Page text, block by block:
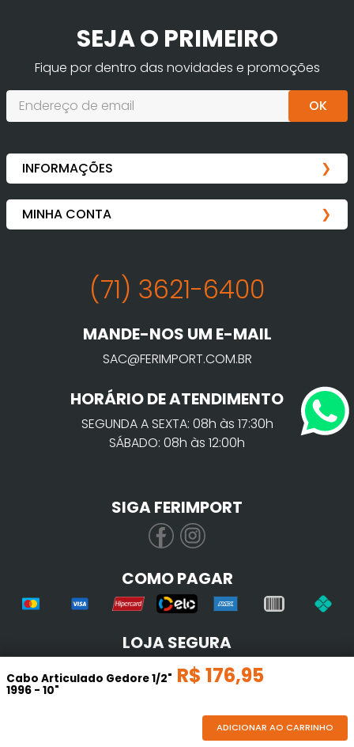
Cabo Articulado Gedore 1/2"
1996 - 10"
R$ 176,95
ADICIONAR AO CARRINHO
SEJA O PRIMEIRO
Fique por dentro das novidades e promoções
OK
(71) 3621-6400
MANDE-NOS UM E-MAIL
SAC@FERIMPORT.COM.BR
HORÁRIO DE ATENDIMENTO
SEGUNDA A SEXTA: 08h às 17:30h
SÁBADO: 08h às 12:00h
SIGA FERIMPORT
COMO PAGAR
LOJA SEGURA